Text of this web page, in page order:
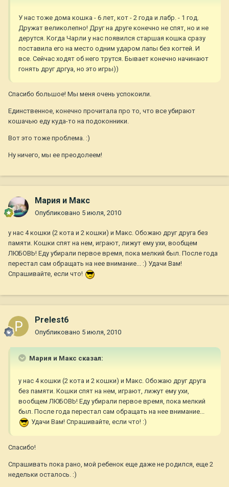
У нас тоже дома кошка - 6 лет, кот - 2 года и лабр. - 1 год.
Дружат великолепно! Друг на друге конечно не спят, но и не
дерутся. Когда Чарли у нас появился старшая кошка сразу
поставила его на место одним ударом лапы без когтей. И
все. Сейчас ходят об него трутся. Бывает конечно начинают
гонять друг дргуа, но это игры))
Спасибо большое! Мы меня очень успокоили.
Единственное, конечно прочитала про то, что все убирают
кошачью еду куда-то на подоконники.
Вот это тоже проблема. :)
Ну ничего, мы ее преодолеем!
Мария и Макс
Опубликовано 5 июля, 2010
у нас 4 кошки (2 кота и 2 кошки) и Макс. Обожаю друг друга без
памяти. Кошки спят на нем, играют, лижут ему ухи, вообщем
ЛЮБОВЬ! Еду убирали первое время, пока мелкий был. После года
перестал сам обращать на нее внимание... :) Удачи Вам!
Спрашивайте, если что!
Prelest6
Опубликовано 5 июля, 2010
Мария и Макс сказал:
у нас 4 кошки (2 кота и 2 кошки) и Макс. Обожаю друг друга
без памяти. Кошки спят на нем, играют, лижут ему ухи,
вообщем ЛЮБОВЬ! Еду убирали первое время, пока мелкий
был. После года перестал сам обращать на нее внимание...
Удачи Вам! Спрашивайте, если что! :)
Спасибо!
Спрашивать пока рано, мой ребенок еще даже не родился, еще 2
недельки осталось. :)